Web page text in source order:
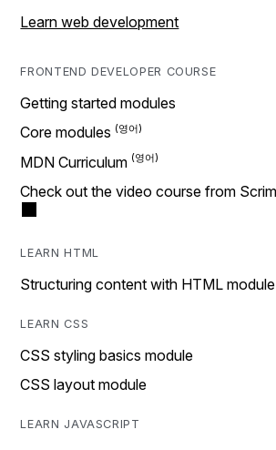
Learn web development
FRONTEND DEVELOPER COURSE
Getting started modules
Core modules
MDN Curriculum
Check out the video course from
LEARN HTML
Structuring content with HTML module
LEARN CSS
CSS styling basics module
CSS layout module
LEARN JAVASCRIPT